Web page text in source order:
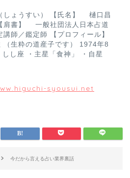
しょうすい） 【氏名】 樋口昌
肩書】 一般社団法人日本占道
／鑑定師 【プロフィール】
生粋の道産子です） 1974年8
座 ・主星「食神」 ・自星
syousui.net
今だから言える占い業界裏話